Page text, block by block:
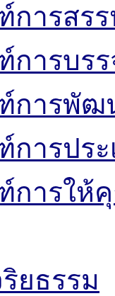
ารสร
ารบร
การพัฒ
ารปร
การให้
ยธรรม